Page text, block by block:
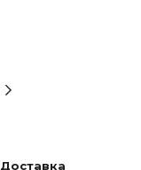
Доставка